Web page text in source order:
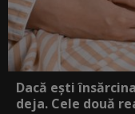
Dacă ești
deja. Cele două